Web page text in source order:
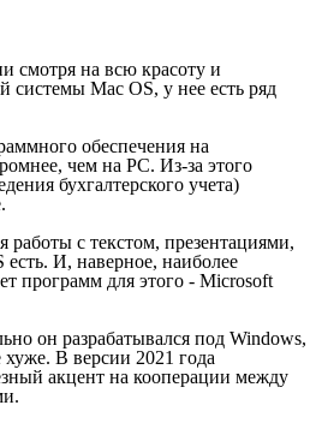
смотря на всю красоту и
Mac OS, у нее есть ряд
обеспечения на
чем на PC. Из-за этого
бухгалтерского учета)
с текстом, презентациями,
И, наверное, наиболее
программ для этого - Microsoft
он разрабатывался под Windows,
хуже. В версии 2021 года
акцент на кооперации между